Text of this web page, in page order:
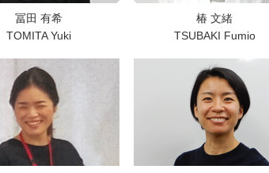
冨田 有希
TOMITA Yuki
椿 文緒
TSUBAKI Fumio